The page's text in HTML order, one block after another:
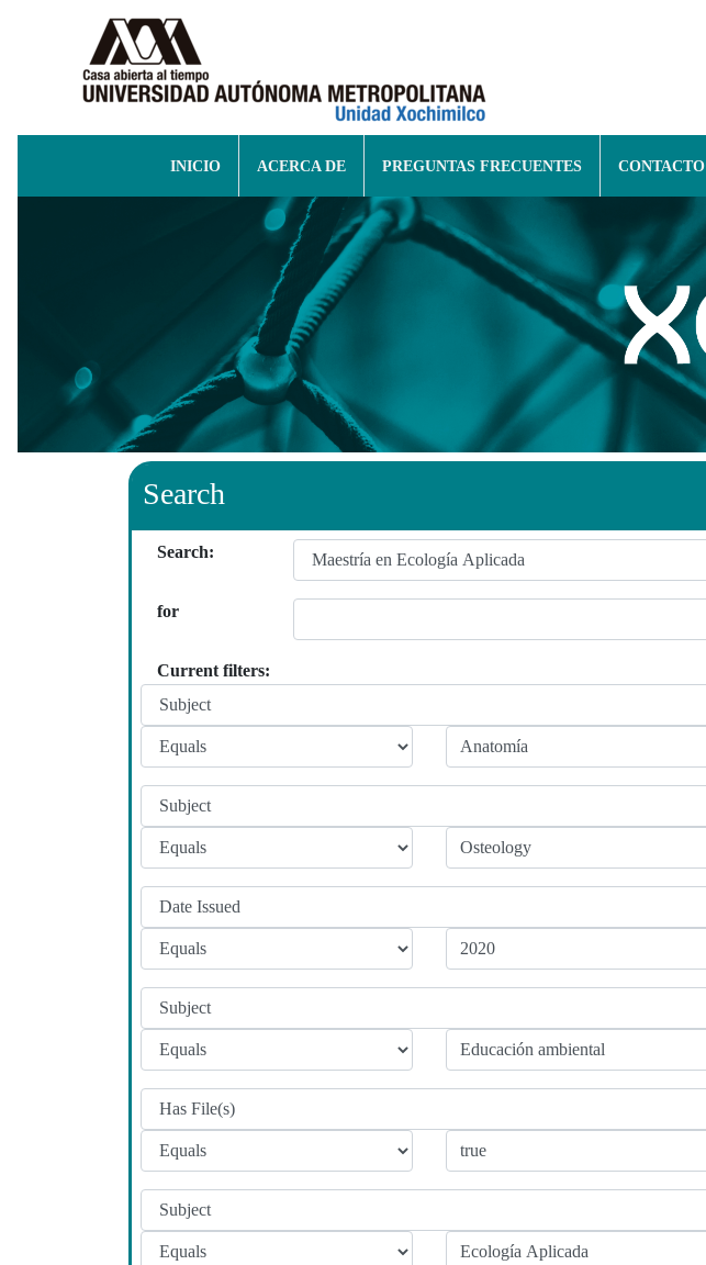
INICIO ACERCA DE PREGUNTAS FRECUENTES CONTACTO
Search
Search:
for
Current filters: